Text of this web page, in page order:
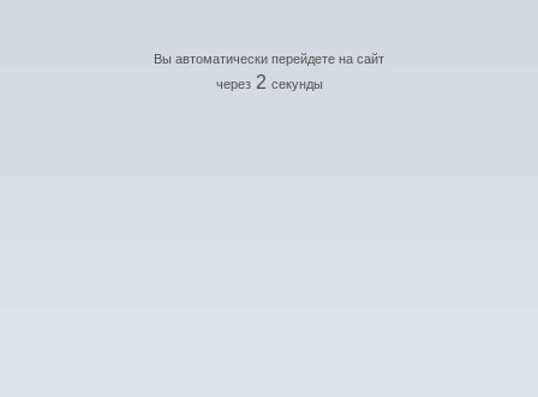
Вы автоматически перейдете на сайт
через 2 секунды